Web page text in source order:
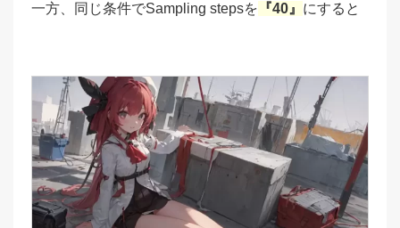
一方、同じ条件でSampling stepsを 『40』 にすると